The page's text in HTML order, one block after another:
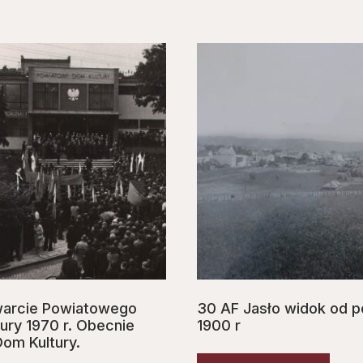
Powiatowego
1970 r. Obecnie
Kultury.
30 AF Jasło widok od
1900 r